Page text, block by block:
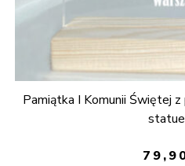
Pamiątka I Komunii Świętej